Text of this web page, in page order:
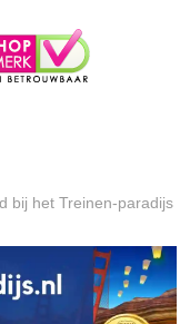
de
bij het Treinen-paradijs